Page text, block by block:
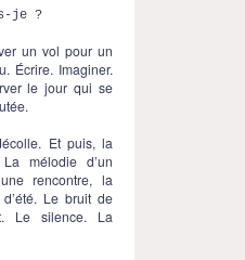
je ?
un vol pour un
Écrire. Imaginer.
le jour qui se
Et puis, la
mélodie d’un
rencontre, la
Le bruit de
Le silence. La